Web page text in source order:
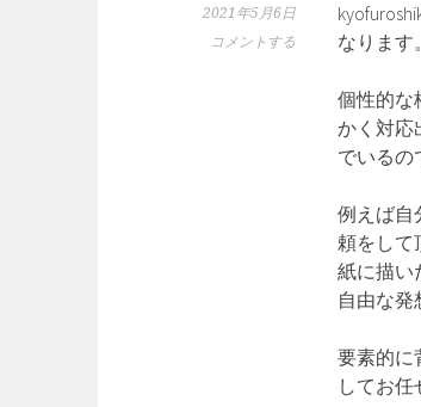
2021年5月6日
コメントする
なります。
個性的な
かく対応
でいるの
例えば自
頼をして
紙に描い
自由な発
要素的に
してお任